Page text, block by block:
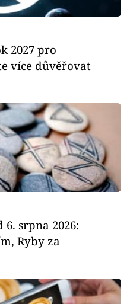
2027 pro
více důvěřovat
srpna 2026:
Ryby za